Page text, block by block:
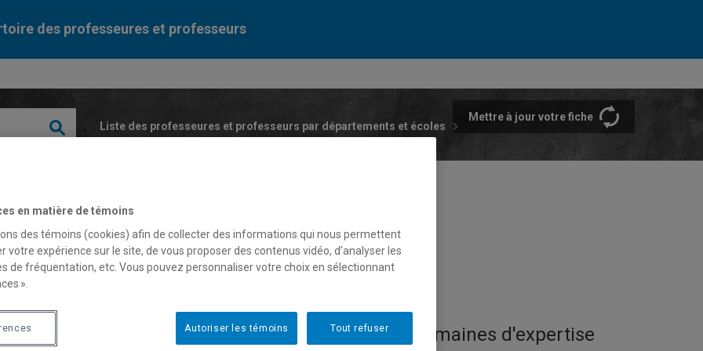
des professeures et professeurs
Liste des professeures et professeurs par départements et écoles
Mettre à jour votre fiche
Turgeon
Domaines d'expertise
en matière de témoins
des témoins (cookies) afin de collecter des informations qui nous permettent
votre expérience sur le site, de vous proposer des contenus vidéo, d’analyser les
de fréquentation, etc. Vous pouvez personnaliser votre choix en sélectionnant
».
Tout refuser
Autoriser les témoins